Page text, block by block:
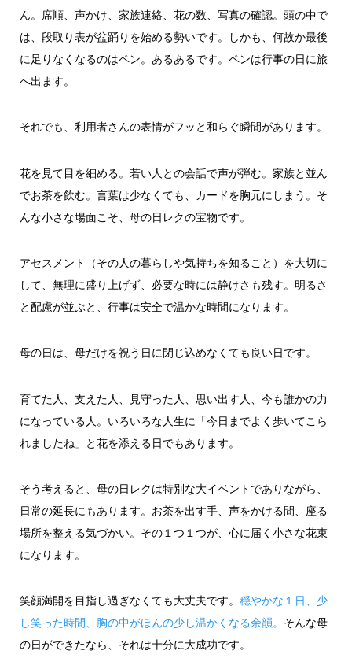
ん。席順、声かけ、家族連絡、花の数、写真の確認。頭の中で
は、段取り表が盆踊りを始める勢いです。しかも、何故か最後
に足りなくなるのはペン。あるあるです。ペンは行事の日に旅
へ出ます。
それでも、利用者さんの表情がフッと和らぐ瞬間があります。
花を見て目を細める。若い人との会話で声が弾む。家族と並ん
でお茶を飲む。言葉は少なくても、カードを胸元にしまう。そ
んな小さな場面こそ、母の日レクの宝物です。
アセスメント（その人の暮らしや気持ちを知ること）を大切に
して、無理に盛り上げず、必要な時には静けさも残す。明るさ
と配慮が並ぶと、行事は安全で温かな時間になります。
母の日は、母だけを祝う日に閉じ込めなくても良い日です。
育てた人、支えた人、見守った人、思い出す人、今も誰かの力
になっている人。いろいろな人生に「今日までよく歩いてこら
れましたね」と花を添える日でもあります。
そう考えると、母の日レクは特別な大イベントでありながら、
日常の延長にもあります。お茶を出す手、声をかける間、座る
場所を整える気づかい。その１つ１つが、心に届く小さな花束
になります。
笑顔満開を目指し過ぎなくても大丈夫です。 穏やかな１日、少
し笑った時間、胸の中がほんの少し温かくなる余韻。 そんな母
の日ができたなら、それは十分に大成功です。